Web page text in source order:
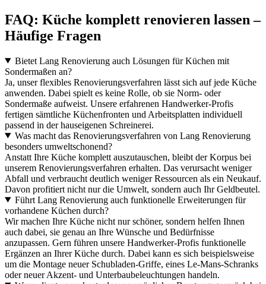
FAQ: Küche komplett renovieren lassen –
Häufige Fragen
Bietet Lang Renovierung auch Lösungen für Küchen mit
Sondermaßen an?
Ja, unser flexibles Renovierungsverfahren lässt sich auf jede Küche
anwenden. Dabei spielt es keine Rolle, ob sie Norm- oder
Sondermaße aufweist. Unsere erfahrenen Handwerker-Profis
fertigen sämtliche Küchenfronten und Arbeitsplatten individuell
passend in der hauseigenen Schreinerei.
Was macht das Renovierungsverfahren von Lang Renovierung
besonders umweltschonend?
Anstatt Ihre Küche komplett auszutauschen, bleibt der Korpus bei
unserem Renovierungsverfahren erhalten. Das verursacht weniger
Abfall und verbraucht deutlich weniger Ressourcen als ein Neukauf.
Davon profitiert nicht nur die Umwelt, sondern auch Ihr Geldbeutel.
Führt Lang Renovierung auch funktionelle Erweiterungen für
vorhandene Küchen durch?
Wir machen Ihre Küche nicht nur schöner, sondern helfen Ihnen
auch dabei, sie genau an Ihre Wünsche und Bedürfnisse
anzupassen. Gern führen unsere Handwerker-Profis funktionelle
Ergänzen an Ihrer Küche durch. Dabei kann es sich beispielsweise
um die Montage neuer Schubladen-Griffe, eines Le-Mans-Schranks
oder neuer Akzent- und Unterbaubeleuchtungen handeln.